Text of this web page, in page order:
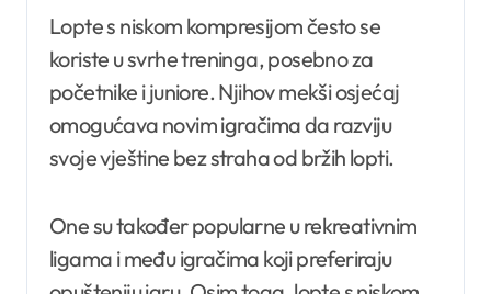
Lopte s niskom kompresijom često se
koriste u svrhe treninga, posebno za
početnike i juniore. Njihov mekši osjećaj
omogućava novim igračima da razviju
svoje vještine bez straha od bržih lopti.
One su također popularne u rekreativnim
ligama i među igračima koji preferiraju